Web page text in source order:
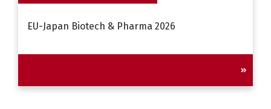
EU-Japan Biotech & Pharma 2026